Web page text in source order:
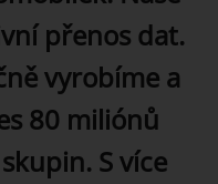
přenos dat.
vyrobíme a
80 miliónů
S více